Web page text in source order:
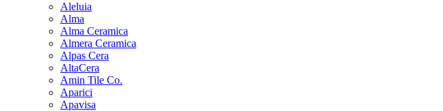
Aleluia
Alma
Alma Ceramica
Almera Ceramica
Alpas Cera
AltaCera
Amin Tile Co.
Aparici
Apavisa